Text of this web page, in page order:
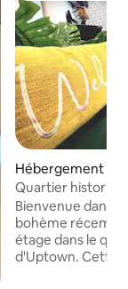
Hébergement ⋅
rg
Quartier
ville
Bienvenue dans
bohème
étage dans le
d'Uptown. Cette maison de 3 chambres